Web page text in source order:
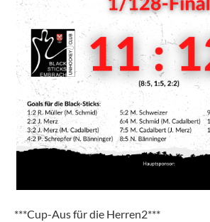
***Cup-Aus für die Herren2***